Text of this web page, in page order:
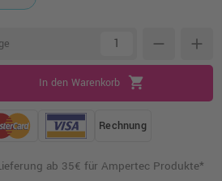
remove add
In den Warenkorb shopping_cart
Rechnung
ab 35€ für Ampertec Produkte*